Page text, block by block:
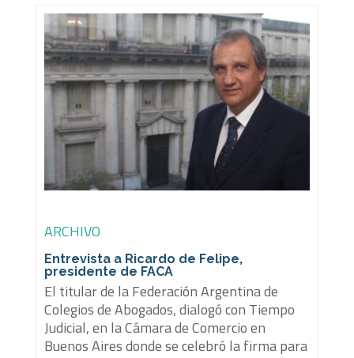
ARCHIVO
Entrevista a Ricardo de Felipe,
presidente de FACA
El titular de la Federación Argentina de
Colegios de Abogados, dialogó con Tiempo
Judicial, en la Cámara de Comercio en
Buenos Aires donde se celebró la firma para